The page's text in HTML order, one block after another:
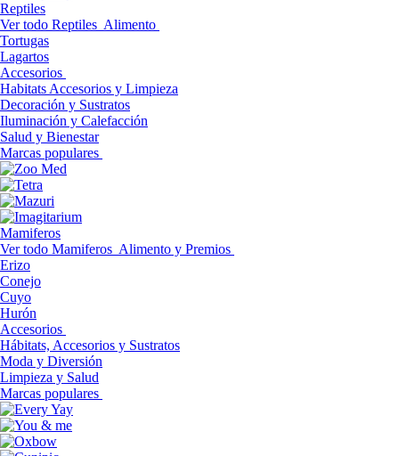
Reptiles
Ver todo Reptiles Alimento
Tortugas
Lagartos
Accesorios
Habitats Accesorios y Limpieza
Decoración y Sustratos
Iluminación y Calefacción
Salud y Bienestar
Marcas populares
Mamiferos
Ver todo Mamiferos Alimento y Premios
Erizo
Conejo
Cuyo
Hurón
Accesorios
Hábitats, Accesorios y Sustratos
Moda y Diversión
Limpieza y Salud
Marcas populares